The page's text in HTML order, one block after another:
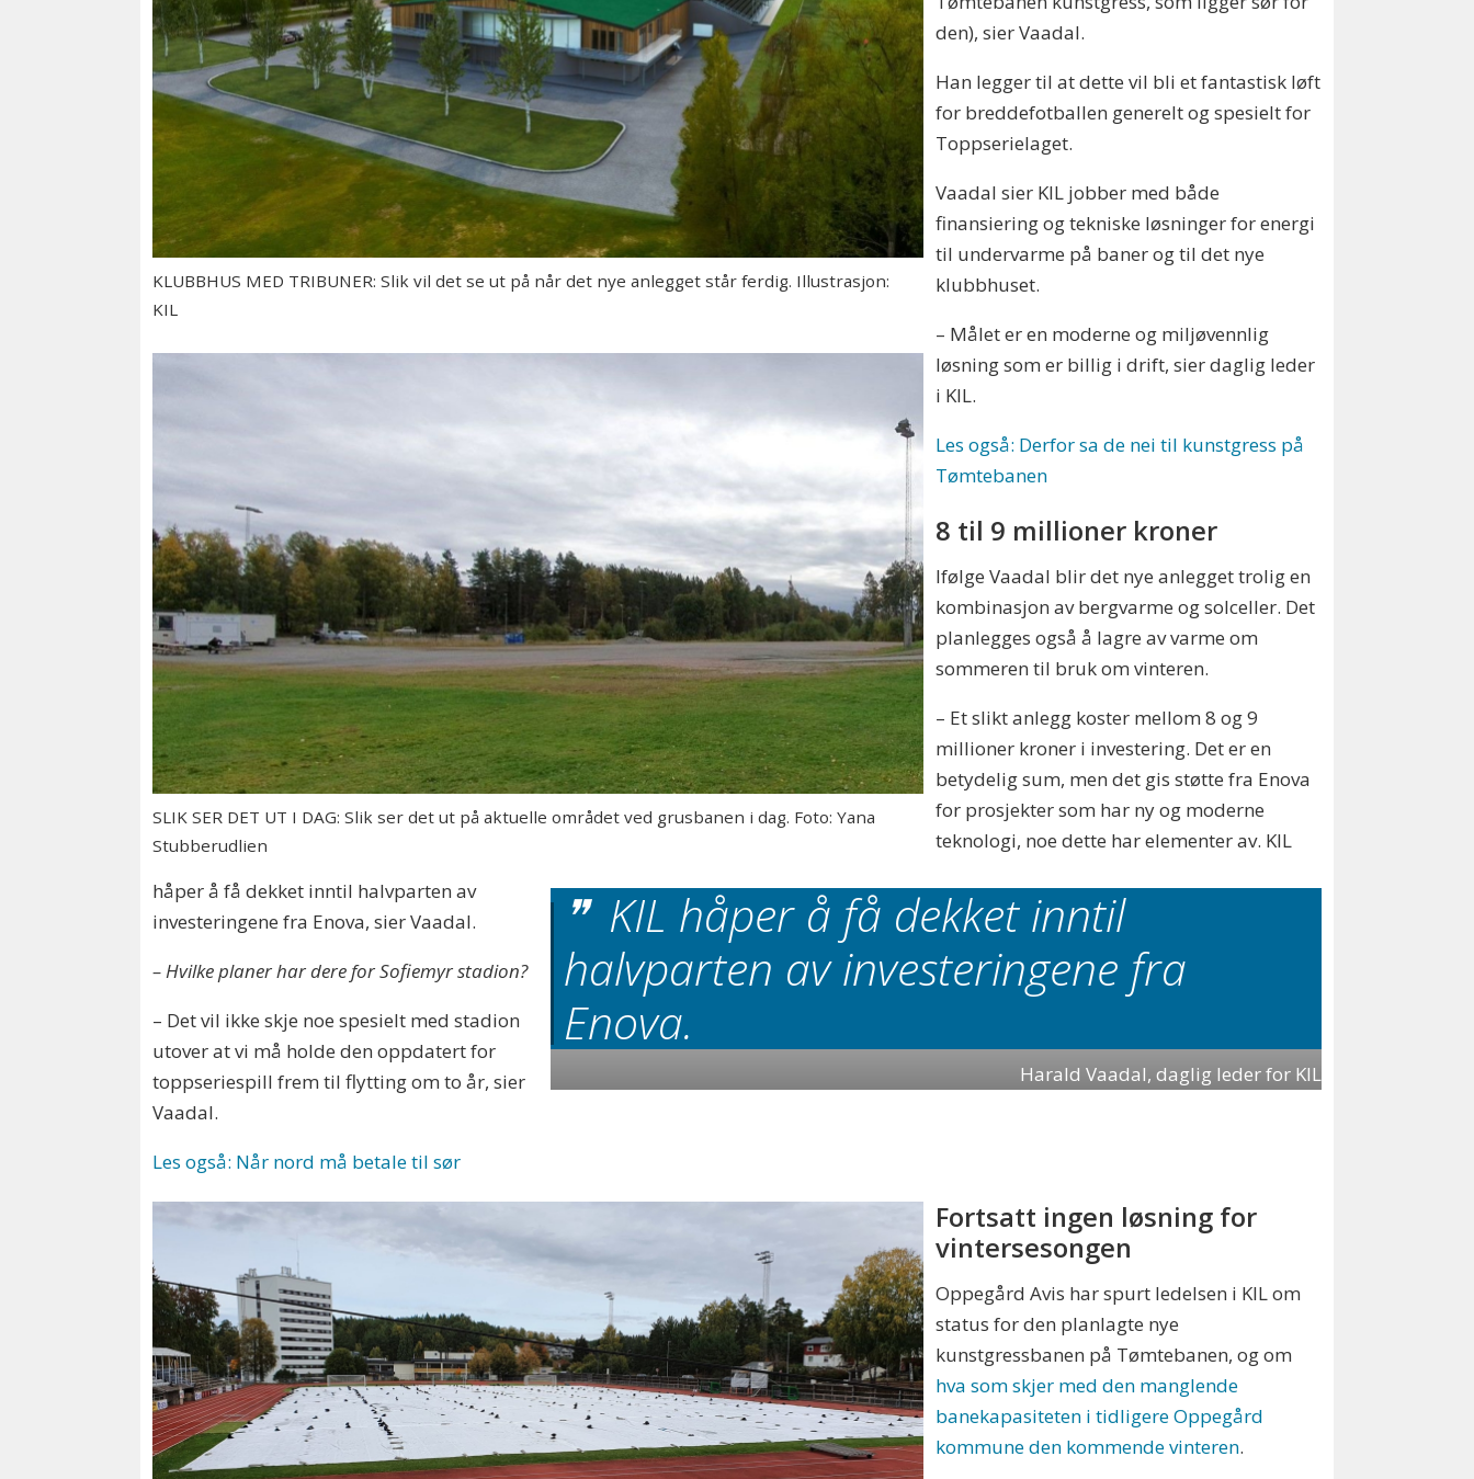
KLUBBHUS MED TRIBUNER: Slik vil det se ut på når det nye anlegget står ferdig. Illustrasjon:
KIL
SLIK SER DET UT I DAG: Slik ser det ut på aktuelle området ved grusbanen i dag. Foto: Yana
Stubberudlien
den), sier Vaadal.
Han legger til at dette vil bli et fantastisk løft
for breddefotballen generelt og spesielt for
Toppserielaget.
Vaadal sier KIL jobber med både
finansiering og tekniske løsninger for energi
til undervarme på baner og til det nye
klubbhuset.
– Målet er en moderne og miljøvennlig
løsning som er billig i drift, sier daglig leder
i KIL.
Les også: Derfor sa de nei til kunstgress på
Tømtebanen
8 til 9 millioner kroner
KIL håper å få dekket inntil
halvparten av investeringene fra
Enova.
Harald Vaadal, daglig leder for KIL
Ifølge Vaadal blir det nye anlegget trolig en
kombinasjon av bergvarme og solceller. Det
planlegges også å lagre av varme om
sommeren til bruk om vinteren.
– Et slikt anlegg koster mellom 8 og 9
millioner kroner i investering. Det er en
betydelig sum, men det gis støtte fra Enova
for prosjekter som har ny og moderne
teknologi, noe dette har elementer av. KIL
håper å få dekket inntil halvparten av
investeringene fra Enova, sier Vaadal.
– Hvilke planer har dere for Sofiemyr stadion?
– Det vil ikke skje noe spesielt med stadion
utover at vi må holde den oppdatert for
toppseriespill frem til flytting om to år, sier
Vaadal.
Les også: Når nord må betale til sør
Fortsatt ingen løsning for
vintersesongen
Oppegård Avis har spurt ledelsen i KIL om
status for den planlagte nye
kunstgressbanen på Tømtebanen, og om
hva som skjer med den manglende
banekapasiteten i tidligere Oppegård
kommune den kommende vinteren.